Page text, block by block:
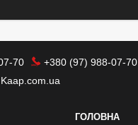
70
+380 (97) 988-07-70
Kaap.com.ua
ГОЛОВНА